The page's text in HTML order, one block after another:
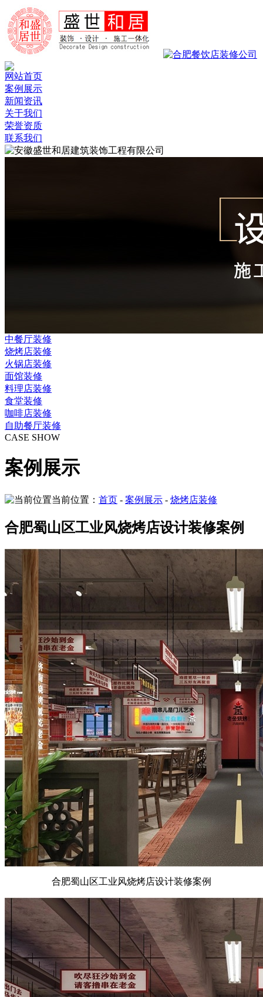
网站首页
案例展示
新闻资讯
关于我们
荣誉资质
联系我们
中餐厅装修
烧烤店装修
火锅店装修
面馆装修
料理店装修
食堂装修
咖啡店装修
自助餐厅装修
CASE SHOW
案例展示
当前位置： 首页 - 案例展示 - 烧烤店装修
合肥蜀山区工业风烧烤店设计装修案例
合肥蜀山区工业风烧烤店设计装修案例